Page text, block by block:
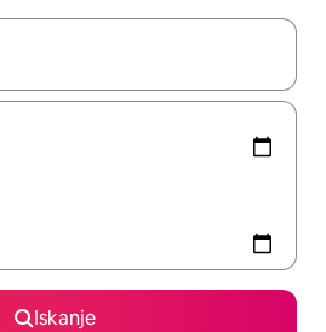
krmarite s puščičnima tipkama gor in
Iskanje